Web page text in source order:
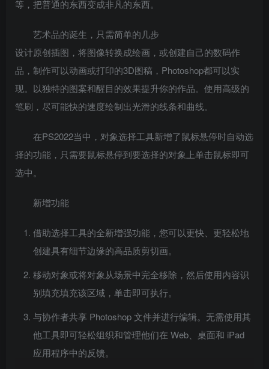
等，把普通的东西变成非凡的东西。
艺术品的诞生，只需简单的几步
设计原创插图，将图像转换成绘画，或创建自己的数码作
品，制作可以动画或打印的3D图稿，Photoshop都可以实
现。以独特的图案和醒目的效果提升你的作品。使用高级的
笔刷，尽可能快的速度绘制出光滑的线条和曲线。
在PS2022当中，对象选择工具新增了鼠标悬停时自动选
择的功能，只需要鼠标悬停到要选择的对象上单击鼠标即可
选中。
新增功能
借助选择工具的全新增强功能，您可以更快、更轻松地
创建具有细节边缘的高品质剪切画。
移动对象或将对象从场景中完全移除，然后使用内容识
别填充填充该区域，单击即可执行。
与协作者共享 Photoshop 文件并进行编辑。无需使用其
他工具即可轻松组织和管理他们在 Web、桌面和 iPad
应用程序中的反馈。